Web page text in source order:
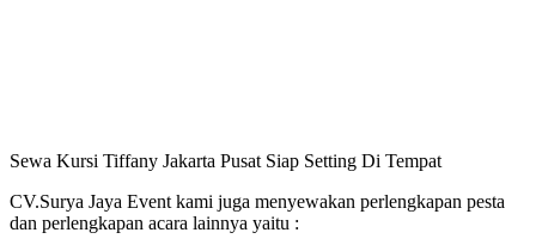
Sewa Kursi Tiffany Jakarta Pusat Siap Setting Di Tempat
CV.Surya Jaya Event kami juga menyewakan perlengkapan pesta
dan perlengkapan acara lainnya yaitu :